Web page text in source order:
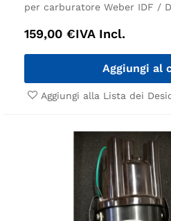
per carburatore Weber IDF /
159,00 €IVA Incl.
Aggiungi al
Aggiungi alla Lista dei